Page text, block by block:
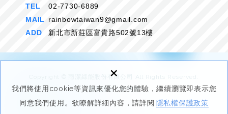
我們將使用cookie等資訊來優化您的體驗，繼續瀏覽即表示您
同意我們使用。欲瞭解詳細內容，請詳閱 隱私權保護政策
×
TEL
02-7730-6889
MAIL rainbowtaiwan9@gmail.com
ADD
新北市新莊區富貴路502號13樓
Copyright © 雨潔綠能股份有限公司 All Rights Reserved.
網頁設計 : 新視野